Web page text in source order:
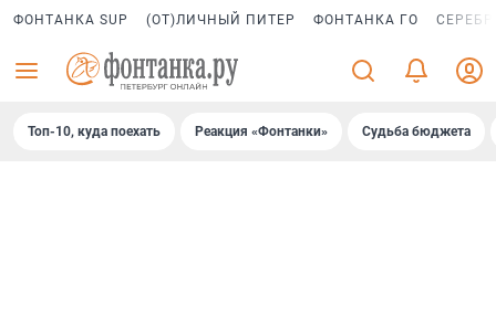
ФОНТАНКА SUP (ОТ)ЛИЧНЫЙ ПИТЕР ФОНТАНКА ГО
Топ-10, куда поехать Реакция «Фонтанки» Судьба бюджета